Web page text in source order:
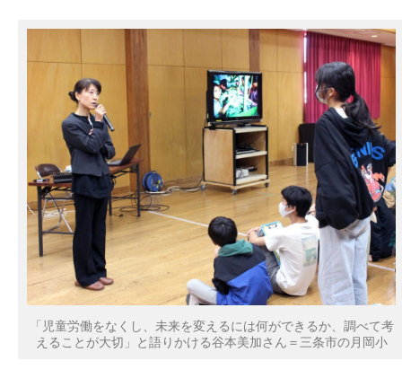
「児童労働をなくし、未来を変えるには何ができるか、調べて考
えることが大切」と語りかける谷本美加さん＝三条市の月岡小